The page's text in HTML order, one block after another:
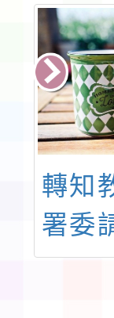
轉知
署委
體育
理